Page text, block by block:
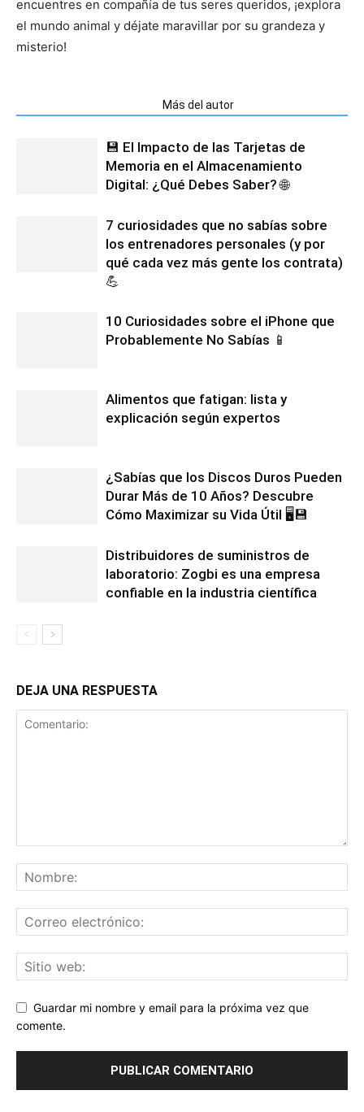
encuentres en compañía de tus seres queridos, ¡explora
el mundo animal y déjate maravillar por su grandeza y
misterio!
Más del autor
💾 El Impacto de las Tarjetas de
Memoria en el Almacenamiento
Digital: ¿Qué Debes Saber? 🌐
7 curiosidades que no sabías sobre
los entrenadores personales (y por
qué cada vez más gente los contrata)
💪
10 Curiosidades sobre el iPhone que
Probablemente No Sabías 📱
Alimentos que fatigan: lista y
explicación según expertos
¿Sabías que los Discos Duros Pueden
Durar Más de 10 Años? Descubre
Cómo Maximizar su Vida Útil 🖥️💾
Distribuidores de suministros de
laboratorio: Zogbi es una empresa
confiable en la industria científica
DEJA UNA RESPUESTA
Guardar mi nombre y email para la próxima vez que
comente.